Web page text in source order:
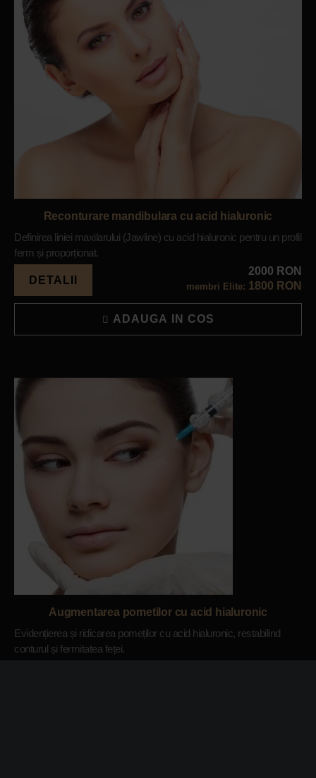
Reconturare mandibulara cu acid hialuronic
Definirea liniei maxilarului (Jawline) cu acid hialuronic pentru un profil
ferm și proporționat.
2000 RON
membri Elite: 1800 RON
DETALII
ADAUGA IN COS
Augmentarea pometilor cu acid hialuronic
Evidențierea și ridicarea pomeților cu acid hialuronic, restabilind
conturul și fermitatea feței.